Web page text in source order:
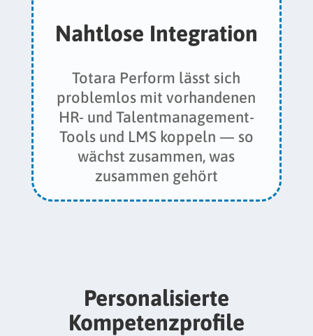
Nahtlose Integration
Totara Perform lässt sich
problemlos mit vorhandenen
HR- und Talentmanagement-
Tools und LMS koppeln — so
wächst zusammen, was
zusammen gehört
Personalisierte
Kompetenzprofile